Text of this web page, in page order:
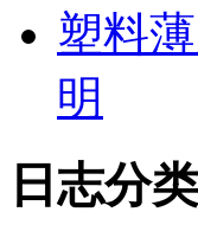
塑料
明
日志分类